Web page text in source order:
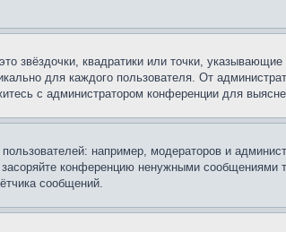
звёздочки, квадратики или точки,
для каждого пользователя. От
с администратором конференции для
например, модераторов и
конференцию ненужными сообщениями
сообщений.